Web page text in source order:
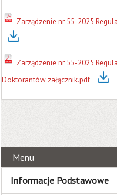
Zarządzenie nr 55-2025
Zarządzenie nr 55-2025
Doktorantów załącznik.pdf
Menu
Informacje Podstawowe